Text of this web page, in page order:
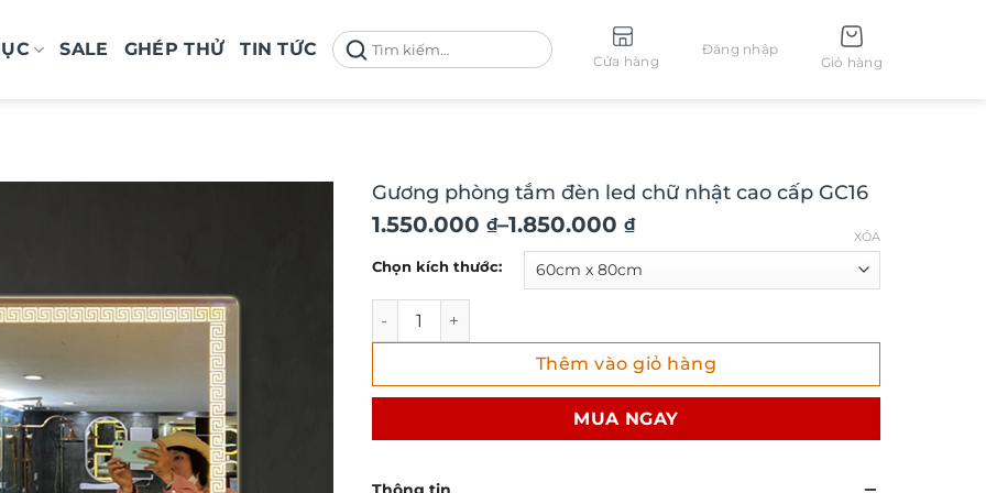
SALE GHÉP THỬ TIN TỨC
Tìm
kiếm:
Cửa hàng
Đăng nhập
Giỏ hàng
Gương phòng tắm đèn led chữ nhật cao cấp GC16
1.550.000 ₫–1.850.000 ₫
Khoảng
giá:
1.550.000 ₫
1.850.000 ₫
Chọn kích thước:
XÓA
Gương phòng tắm đèn led chữ nhật cao cấp GC16 số lượng
Thêm vào giỏ hàng
MUA NGAY